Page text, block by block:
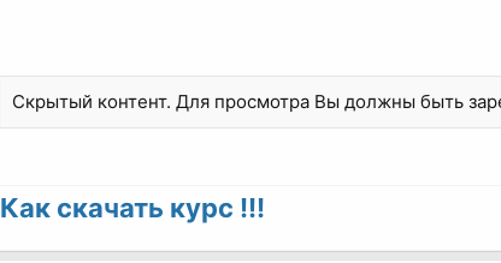
Скрытый контент. Для просмотра Вы должны быть
Как скачать курс !!!